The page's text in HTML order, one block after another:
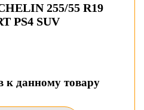
к данному товару
255/55 R19
PS4 SUV